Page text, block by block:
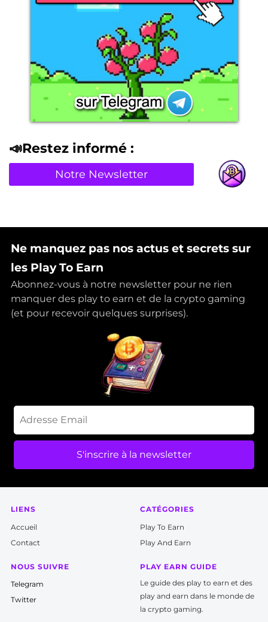
📣Restez informé :
Notre Newsletter
Ne manquez pas nos actus et secrets sur
les Play To Earn
Abonnez-vous à notre newsletter pour ne rien
manquer des play to earn et de la crypto gaming
(et pour recevoir quelques surprises).
S'inscrire à la newsletter
LIENS
Accueil
Contact
CATÉGORIES
Play To Earn
Play And Earn
NOUS SUIVRE
Telegram
Twitter
PLAY EARN GUIDE
Le guide des play to earn et des
play and earn dans le monde de
la crypto gaming.